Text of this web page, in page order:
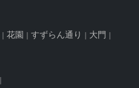
花園 すずらん通り
大門